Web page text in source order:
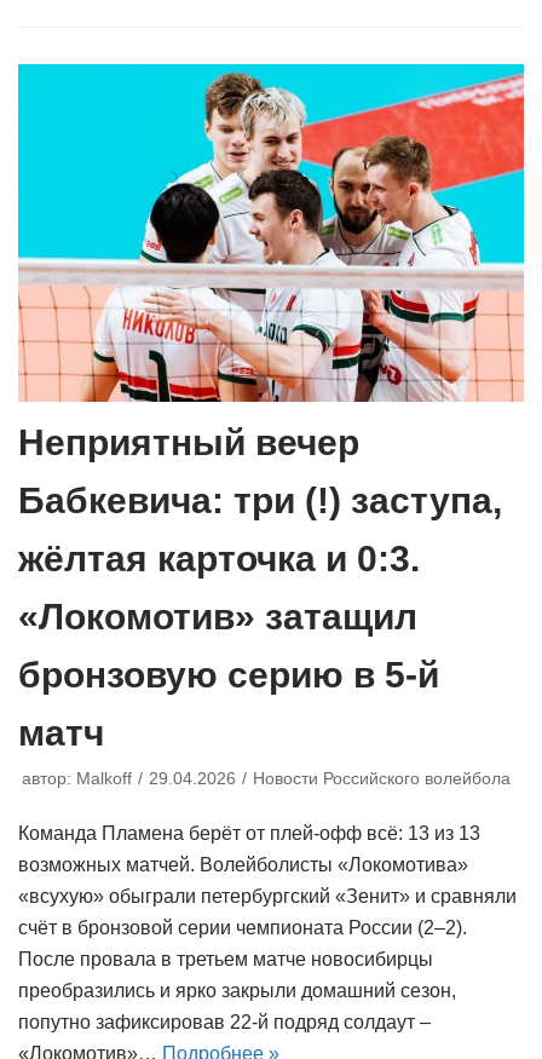
Неприятный вечер
Бабкевича: три (!) заступа,
жёлтая карточка и 0:3.
«Локомотив» затащил
бронзовую серию в 5-й
матч
автор: Malkoff 29.04.2026 Новости Российского волейбола
Команда Пламена берёт от плей-офф всё: 13 из 13
возможных матчей. Волейболисты «Локомотива»
«всухую» обыграли петербургский «Зенит» и сравняли
счёт в бронзовой серии чемпионата России (2–2).
После провала в третьем матче новосибирцы
преобразились и ярко закрыли домашний сезон,
попутно зафиксировав 22-й подряд солдаут –
«Локомотив»… Подробнее »